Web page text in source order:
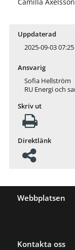
Camilla
Uppdaterad
2025-09-03 07:25
Ansvarig
Sofia Hellström
RU Energi och
Skriv ut
Direktlänk
Webbplatsen
Kontakta oss